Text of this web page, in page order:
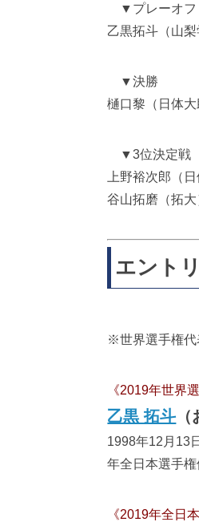
▼プレーオフ
乙黒拓斗（山
▼決勝
樋口黎（日体
▼3位決定戦
上野裕次郎（
谷山拓磨（拓
エント
※世界選手権代
《2019年世界
乙黒 拓斗
1998年12月13
年全日本選手権
《2019年全日